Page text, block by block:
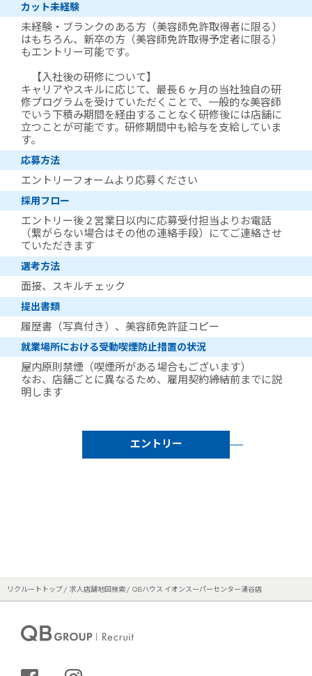
カット未経験
未経験・ブランクのある方（美容師免許取得者に限る）
はもちろん、新卒の方（美容師免許取得予定者に限る）
もエントリー可能です。
【入社後の研修について】
キャリアやスキルに応じて、最長６ヶ月の当社独自の研
修プログラムを受けていただくことで、一般的な美容師
でいう下積み期間を経由することなく研修後には店舗に
立つことが可能です。研修期間中も給与を支給していま
す。
応募方法
エントリーフォームより応募ください
採用フロー
エントリー後２営業日以内に応募受付担当よりお電話
（繋がらない場合はその他の連絡手段）にてご連絡させ
ていただきます
選考方法
面接、スキルチェック
提出書類
履歴書（写真付き）、美容師免許証コピー
就業場所における受動喫煙防止措置の状況
屋内原則禁煙（喫煙所がある場合もございます）
なお、店舗ごとに異なるため、雇用契約締結前までに説
明します
エントリー
リクルートトップ 求人店舗地図検索 QBハウス イオンスーパーセンター涌谷店